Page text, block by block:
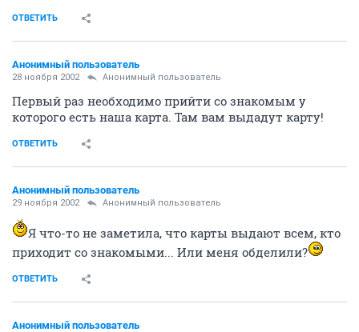
ОТВЕТИТЬ
Анонимный пользователь
28 ноября 2002 Анонимный пользователь
Первый раз необходимо прийти со знакомым у
которого есть наша карта. Там вам выдадут карту!
ОТВЕТИТЬ
Анонимный пользователь
29 ноября 2002 Анонимный пользователь
Я что-то не заметила, что карты выдают всем, кто
приходит со знакомыми... Или меня обделили?
ОТВЕТИТЬ
Анонимный пользователь